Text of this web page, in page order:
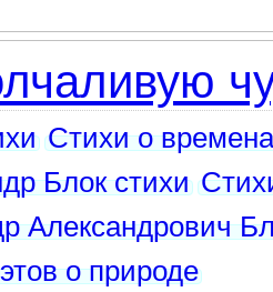
Стихи о
Блок стихи
Александрович
о природе